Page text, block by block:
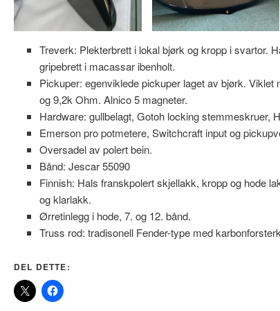
Treverk: Plekterbrett i lokal bjørk og kropp i svartor.
gripebrett i macassar ibenholt.
Pickuper: egenviklede pickuper laget av bjørk. Viklet
og 9,2k Ohm. Alnico 5 magneter.
Hardware: gullbelagt, Gotoh locking stemmeskruer,
Emerson pro potmetere, Switchcraft input og
Oversadel av polert bein.
Bånd: Jescar 55090
Finnish: Hals franskpolert skjellakk, kropp og hode
og klarlakk.
Ørretinlegg i hode, 7. og 12. bånd.
Truss rod: tradisonell Fender-type med
DEL DETTE: